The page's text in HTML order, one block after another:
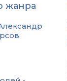
жанра